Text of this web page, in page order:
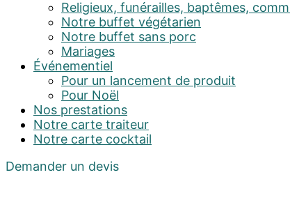
Religieux, funérailles, baptêmes,
Notre buffet végétarien
Notre buffet sans porc
Mariages
Événementiel
Pour un lancement de produit
Pour Noël
Nos prestations
Notre carte traiteur
Notre carte cocktail
Demander un devis